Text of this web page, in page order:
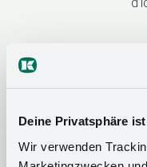
Deine Privatsphäre
Wir verwenden